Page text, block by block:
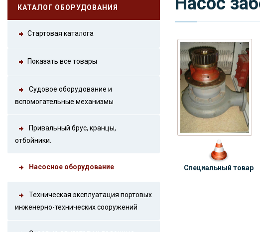
КАТАЛОГ ОБОРУДОВАНИЯ
Стартовая каталога
Показать все товары
Судовое оборудование и
вспомогательные механизмы
Привальный брус, кранцы,
отбойники.
Насосное оборудование
Техническая эксплуатация портовых
инженерно-технических сооружений
Специальный товар